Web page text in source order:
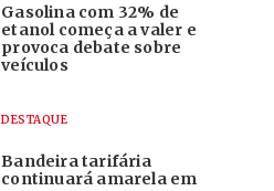
Gasolina com 32% de
etanol começa a valer e
provoca debate sobre
veículos
DESTAQUE
Bandeira tarifária
continuará amarela em